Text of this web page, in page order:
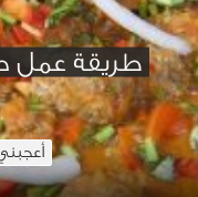
طريقة عمل